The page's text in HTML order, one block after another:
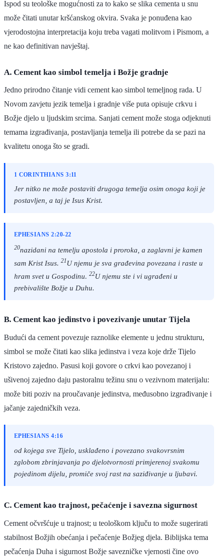
Ispod su teološke mogućnosti za to kako se slika cementa u snu
može čitati unutar kršćanskog okvira. Svaka je ponuđena kao
vjerodostojna interpretacija koju treba vagati molitvom i Pismom, a
ne kao definitivan navještaj.
A. Cement kao simbol temelja i Božje gradnje
Jedno prirodno čitanje vidi cement kao simbol temeljnog rada. U
Novom zavjetu jezik temelja i gradnje više puta opisuje crkvu i
Božje djelo u ljudskim srcima. Sanjati cement može stoga odjeknuti
temama izgrađivanja, postavljanja temelja ili potrebe da se pazi na
kvalitetu onoga što se gradi.
1 CORINTHIANS 3:11
Jer nitko ne može postaviti drugoga temelja osim onoga koji je
postavljen, a taj je Isus Krist.
EPHESIANS 2:20-22
20nazidani na temelju apostola i proroka, a zaglavni je kamen
sam Krist Isus. 21U njemu je sva građevina povezana i raste u
hram svet u Gospodinu. 22U njemu ste i vi ugrađeni u
prebivalište Božje u Duhu.
B. Cement kao jedinstvo i povezivanje unutar Tijela
Budući da cement povezuje raznolike elemente u jednu strukturu,
simbol se može čitati kao slika jedinstva i veza koje drže Tijelo
Kristovo zajedno. Pasusi koji govore o crkvi kao povezanoj i
ušivenoj zajedno daju pastoralnu težinu snu o vezivnom materijalu:
može biti poziv na proučavanje jedinstva, međusobno izgrađivanje i
jačanje zajedničkih veza.
EPHESIANS 4:16
od kojega sve Tijelo, usklađeno i povezano svakovrsnim
zglobom zbrinjavanja po djelotvornosti primjerenoj svakomu
pojedinom dijelu, promiče svoj rast na saziđivanje u ljubavi.
C. Cement kao trajnost, pečaćenje i savezna sigurnost
Cement očvršćuje u trajnost; u teološkom ključu to može sugerirati
stabilnost Božjih obećanja i pečaćenje Božjeg djela. Biblijska tema
pečaćenja Duha i sigurnost Božje savezničke vjernosti čine ovo